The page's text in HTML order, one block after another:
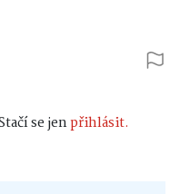
se jenpřihlásit.